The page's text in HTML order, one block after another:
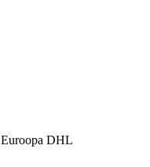
Euroopa DHL